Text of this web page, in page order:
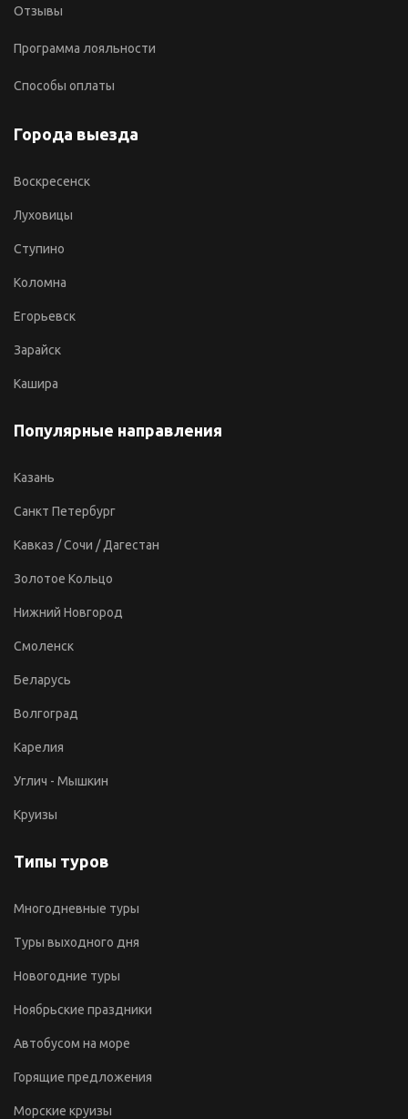
Отзывы
Программа лояльности
Способы оплаты
Города выезда
Воскресенск
Луховицы
Ступино
Коломна
Егорьевск
Зарайск
Кашира
Популярные направления
Казань
Санкт Петербург
Кавказ / Сочи / Дагестан
Золотое Кольцо
Нижний Новгород
Смоленск
Беларусь
Волгоград
Карелия
Углич - Мышкин
Круизы
Типы туров
Многодневные туры
Туры выходного дня
Новогодние туры
Ноябрьские праздники
Автобусом на море
Горящие предложения
Морские круизы